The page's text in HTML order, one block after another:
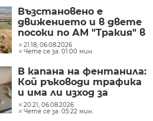
Възстановено е
движението и в двете
посоки по АМ "Тракия" в
района на 69-ия
километър
21:18, 06.08.2026
Чете се за: 01:00 мин.
В капана на фентанила:
Кой ръководи трафика
и има ли изход за
пристрастените?
20:21, 06.08.2026
Чете се за: 05:22 мин.